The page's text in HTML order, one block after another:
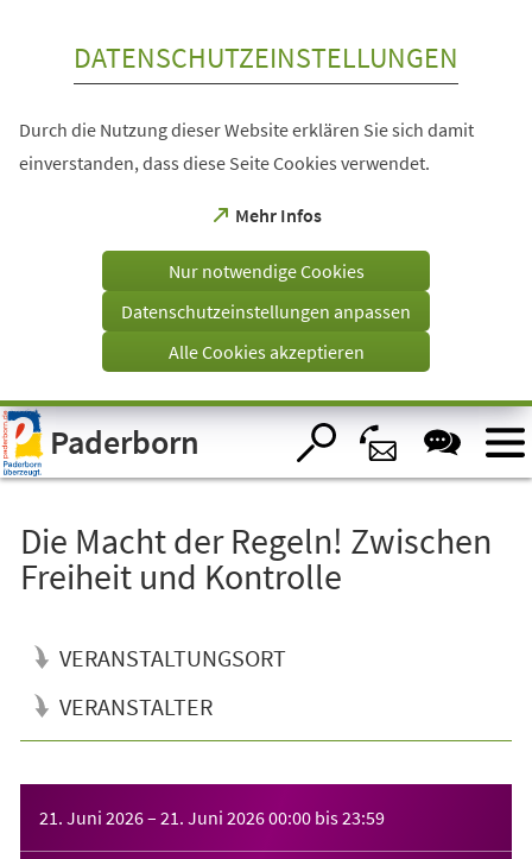
Visuelle
Assistenzsoftware
öffnen.
DATENSCHUTZEINSTELLUNGEN
Durch die Nutzung dieser Website erklären Sie sich damit
einverstanden, dass diese Seite Cookies verwendet.
Mehr Infos
(Öffnet
einem
Tab)
Nur notwendige Cookies
Datenschutzeinstellungen anpassen
Alle Cookies akzeptieren
Paderborn
Die Macht der Regeln! Zwischen
Freiheit und Kontrolle
VERANSTALTUNGSORT
VERANSTALTER
21. Juni 2026– 21. Juni 202600:00 bis23:59